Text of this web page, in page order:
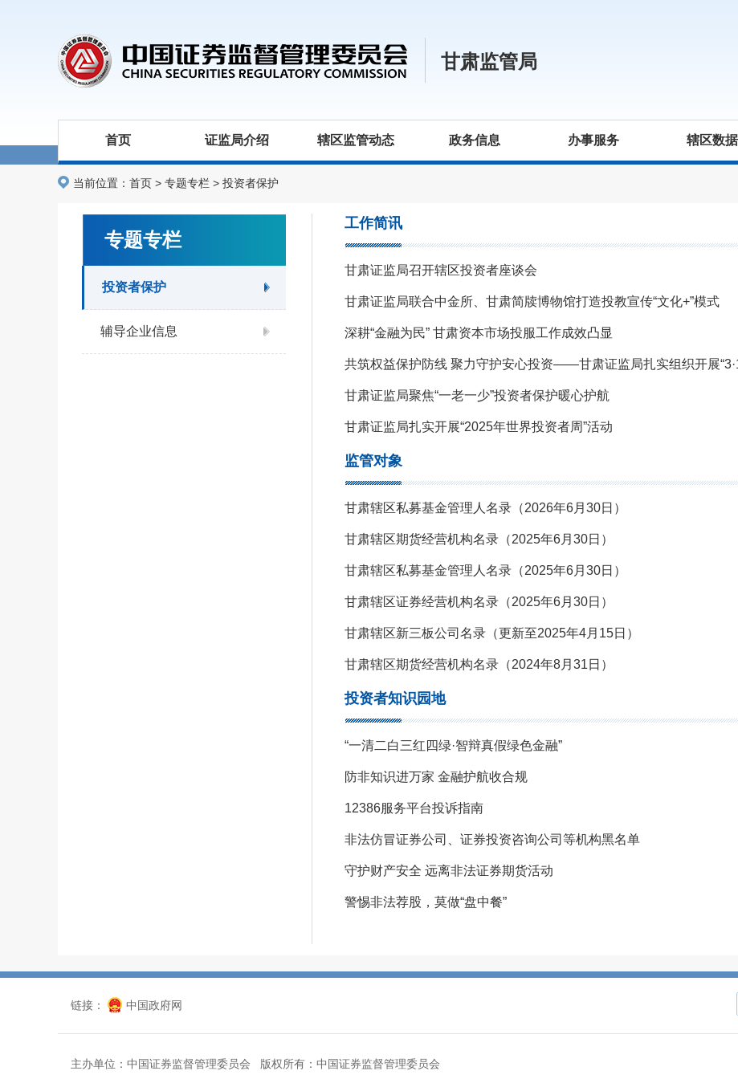
甘肃监管局
首页 证监局介绍 辖区监管动态 政务信息 办事服务 辖区数据
当前位置： 首页 > 专题专栏 > 投资者保护
专题专栏
投资者保护
辅导企业信息
工作简讯
甘肃证监局召开辖区投资者座谈会
甘肃证监局联合中金所、甘肃简牍博物馆打造投教宣传“文化+”模式
深耕“金融为民” 甘肃资本市场投服工作成效凸显
共筑权益保护防线 聚力守护安心投资——甘肃证监局扎实组织开展
甘肃证监局聚焦“一老一少”投资者保护暖心护航
甘肃证监局扎实开展“2025年世界投资者周”活动
监管对象
甘肃辖区私募基金管理人名录（2026年6月30日）
甘肃辖区期货经营机构名录（2025年6月30日）
甘肃辖区私募基金管理人名录（2025年6月30日）
甘肃辖区证券经营机构名录（2025年6月30日）
甘肃辖区新三板公司名录（更新至2025年4月15日）
甘肃辖区期货经营机构名录（2024年8月31日）
投资者知识园地
“一清二白三红四绿·智辩真假绿色金融”
防非知识进万家 金融护航收合规
12386服务平台投诉指南
非法仿冒证券公司、证券投资咨询公司等机构黑名单
守护财产安全 远离非法证券期货活动
警惕非法荐股，莫做“盘中餐”
链接： 中国政府网
主办单位：中国证券监督管理委员会 版权所有：中国证券监督管理委员会